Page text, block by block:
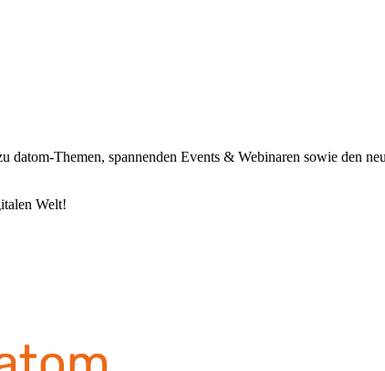
Themen, spannenden Events & Webinaren sowie den
Welt!